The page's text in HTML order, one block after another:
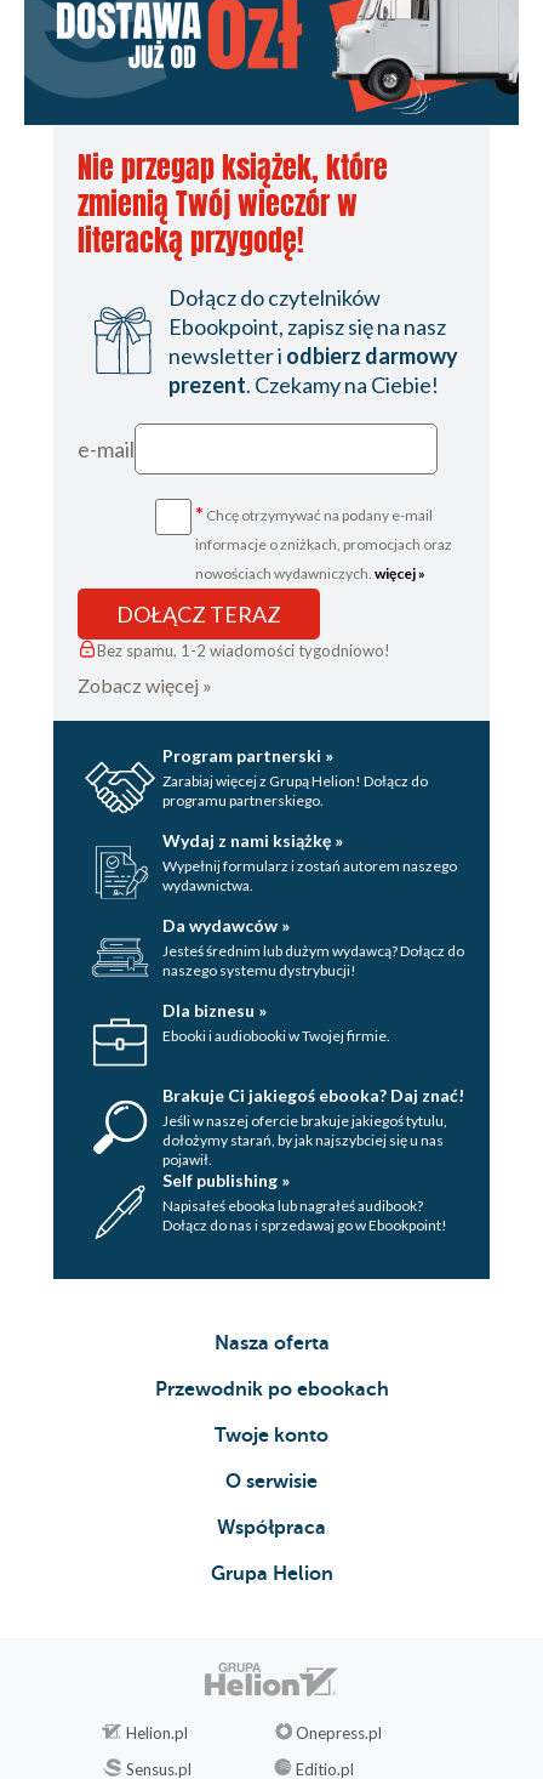
3.3.1. Wprowadzenie do inicjalizatorów
obiektów i kolekcji 113
3.3.2. Inicjalizatory obiektów 115
3.3.3. Inicjalizatory kolekcji 116
3.3.4. Zalety inicjowania za pomocą
jednego wyrażenia 118
3.4. Typy anonimowe 118
3.4.1. Składnia i podstawy działania 119
3.4.2. Typ generowany przez kompilator
121
3.4.3. Ograniczenia 122
3.5. Wyrażenia lambda 123
3.5.1. Składnia wyrażeń lambda 124
3.5.2. Przechwytywanie zmiennych 126
3.6.1. Deklarowanie metody
rozszerzającej 136
3.6.2. Wywoływanie metod
rozszerzających 136
3.6.3. Łączenie wywołań metod w
zapytania są przekształcane z kodu C#
na inny kod C# 140
przezroczyste 141
3.7.3. Kiedy stosować poszczególne
składnie w LINQ? 142
3.8. Efekt końcowy - technologia LINQ 143
Rozdział 4. Zwiększanie współdziałania z innymi
technologiami 145
4.1. Typowanie dynamiczne 146
4.1.1. Wprowadzenie do typowania
dynamicznego 146
4.1.2. Dynamiczne operacje poza
mechanizmem refleksji 151
156
związane z typowaniem dynamicznym
4.1.5. Sugestie dotyczące użytkowania
4.2.1. Parametry o wartościach
domyślnych i argumenty z nazwami 167
4.3. Usprawnienia w zakresie współdziałania z
technologią COM 172
4.3.1. Konsolidacja podzespołów PIA
Nie przegap książek, które
zmienią Twój wieczór w
literacką przygodę!
Dołącz do czytelników
Ebookpoint, zapisz się na nasz
newsletter i odbierz darmowy
prezent. Czekamy na Ciebie!
e-mail
* Chcę otrzymywać na podany e-mail
informacje o zniżkach, promocjach oraz
nowościach wydawniczych. więcej »
DOŁĄCZ TERAZ
Bez spamu, 1-2 wiadomości tygodniowo!
Zobacz więcej »
Program partnerski »
Zarabiaj więcej z Grupą Helion! Dołącz do
programu partnerskiego.
Wydaj z nami książkę »
Wypełnij formularz i zostań autorem naszego
wydawnictwa.
Da wydawców »
Jesteś średnim lub dużym wydawcą? Dołącz do
naszego systemu dystrybucji!
Dla biznesu »
Ebooki i audiobooki w Twojej firmie.
Brakuje Ci jakiegoś ebooka? Daj znać!
Jeśli w naszej ofercie brakuje jakiegoś tytulu,
dołożymy starań, by jak najszybciej się u nas
pojawił.
Self publishing »
Napisałeś ebooka lub nagrałeś audibook?
Dołącz do nas i sprzedawaj go w Ebookpoint!
Nasza oferta
Przewodnik po ebookach
Twoje konto
O serwisie
Współpraca
Grupa Helion
Helion.pl
Onepress.pl
Sensus.pl
Editio.pl